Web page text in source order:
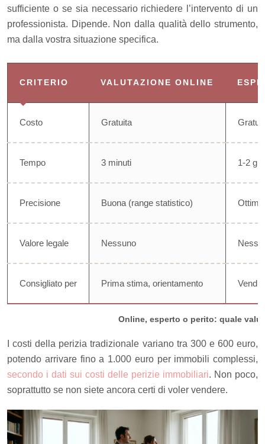
sufficiente o se sia necessario richiedere l’intervento di un
professionista. Dipende. Non dalla qualità dello strumento,
ma dalla vostra situazione specifica.
Online, esperto o perito: quale
CRITERIO VALUTAZIONE ONLINE
Costo Gratuita
Tempo 3 minuti 1-2
Precisione Buona (range statistico)
Valore legale Nessuno
Consigliato per Prima stima, orientamento
I costi della perizia tradizionale variano tra 300 e 600 euro,
potendo arrivare fino a 1.000 euro per immobili complessi,
secondo i dati sui costi delle perizie immobiliari. Non poco,
soprattutto se non siete ancora certi di voler vendere.